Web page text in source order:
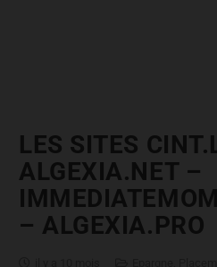
LES SITES
ALGEXIA.NET –
– ALGEXIA.PRO